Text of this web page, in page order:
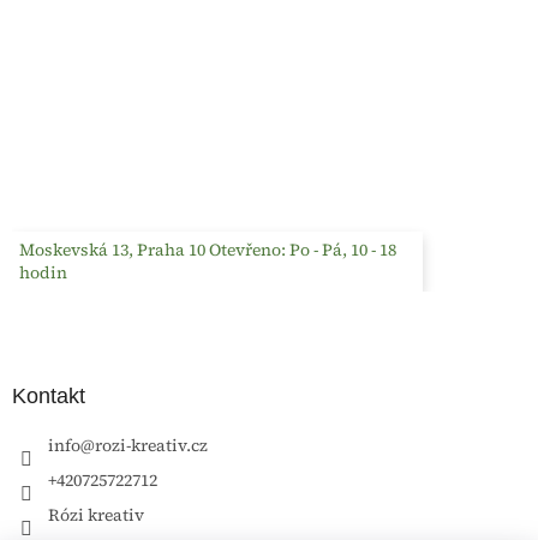
Moskevská 13, Praha 10 Otevřeno: Po - Pá, 10 - 18
hodin
Kontakt
info@rozi-kreativ.cz
+420725722712
Rózi kreativ